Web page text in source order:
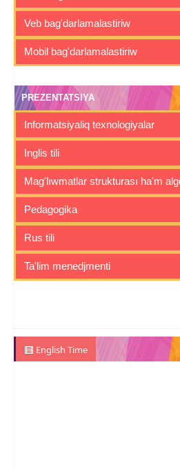
Veb bag'darlamalastiriw
Mobil bag'darlamalastiriw
PREZENTATSIYA
Informatsiyaliq texnologiyalar
Inglis tili
Mag'lıwmatlar strukturası ha'm
Pedagogika
Rus tili
Ta'lim menedjmenti
English Time